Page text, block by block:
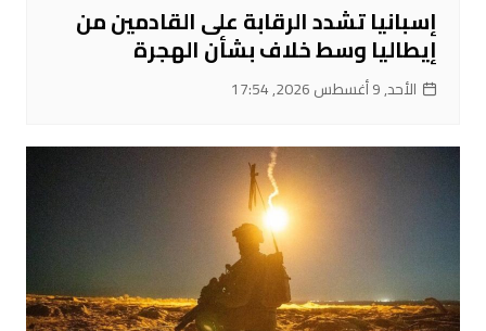
إسبانيا تشدد الرقابة على القادمين من
إيطاليا وسط خلاف بشأن الهجرة
الأحد, 9 أغسطس 2026, 17:54